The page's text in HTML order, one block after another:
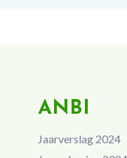
ANBI
Jaarverslag 2024